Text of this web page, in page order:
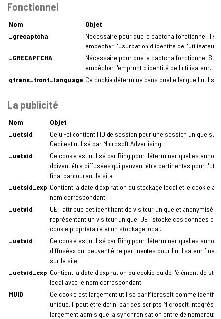
Fonctionnel
Nom
Objet
_grecaptcha
Nécessaire pour que le captcha fonctionne. Il
empêcher l'usurpation d'identité de l'utilisateur.
_GRECAPTCHA
Nécessaire pour que le captcha fonctionne.
empêcher l'emprunt d'identité de l'utilisateur.
qtrans_front_language Ce cookie détermine dans quelle langue
La publicité
Nom
Objet
_uetsid
Celui-ci contient l'ID de session pour une session unique sur
Ceci est utilisé par Microsoft Advertising.
_uetsid
Ce cookie est utilisé par Bing pour déterminer quelles
doivent être diffusées qui peuvent être pertinentes pour
final parcourant le site.
_uetsid_exp Contient la date d'expiration du stockage local et le cookie
nom correspondant.
_uetvid
UET attribue cet identifiant de visiteur unique et anonymisé,
représentant un visiteur unique. UET stocke ces données
cookie propriétaire et un stockage local.
_uetvid
Ce cookie est utilisé par Bing pour déterminer quelles
diffusées qui peuvent être pertinentes pour l'utilisateur final
sur le site.
_uetvid_exp Contient la date d'expiration du cookie ou de l'élément de
local avec le nom correspondant.
MUID
Ce cookie est largement utilisé par Microsoft comme
unique. Il peut être défini par des scripts Microsoft intégrés. Il
largement admis que la synchronisation entre de nombreux